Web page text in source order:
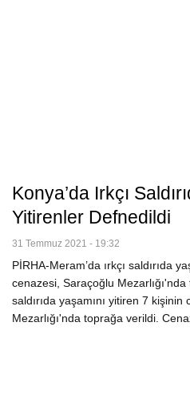
Konya’da Irkçı
Yitirenler Defnedildi
31 Temmuz 2021 - 19:32
PİRHA-Meram’da ırkçı saldırıda
cenazesi, Saraçoğlu Mezarlığı'nda
saldırıda yaşamını yitiren 7
Mezarlığı'nda toprağa verildi.